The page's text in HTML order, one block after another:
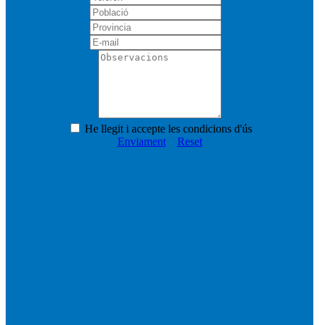
He llegit i accepte les condicions d'ús
Enviament
Reset